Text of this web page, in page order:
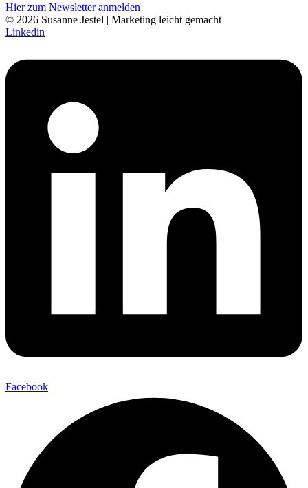
Hier zum Newsletter anmelden
© 2026 Susanne Jestel | Marketing leicht gemacht
Linkedin
Facebook